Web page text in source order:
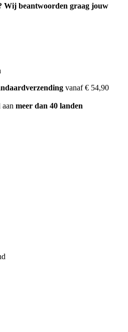
Wij beantwoorden graag jouw
vanaf € 54,90
meer dan 40 landen